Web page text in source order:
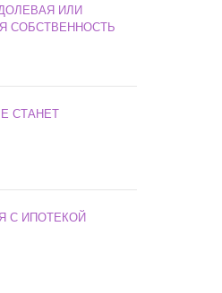
ИЛИ
СОБСТВЕННОСТЬ
СТАНЕТ
С ИПОТЕКОЙ